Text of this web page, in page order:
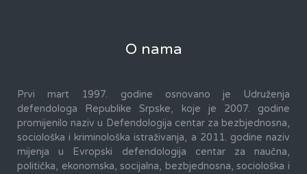
O nama
Prvi mart 1997. godine osnovano je Udruženja
defendologa Republike Srpske, koje je 2007. godine
promijenilo naziv u Defendologija centar za bezbjednosna,
sociološka i kriminološka istraživanja, a 2011. godine naziv
mijenja u Evropski defendologija centar za naučna,
politička, ekonomska, socijalna, bezbjednosna, sociološka i